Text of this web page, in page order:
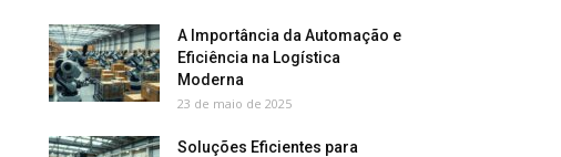
A Importância da Automação e
Eficiência na Logística
Moderna
23 de maio de 2025
Soluções Eficientes para